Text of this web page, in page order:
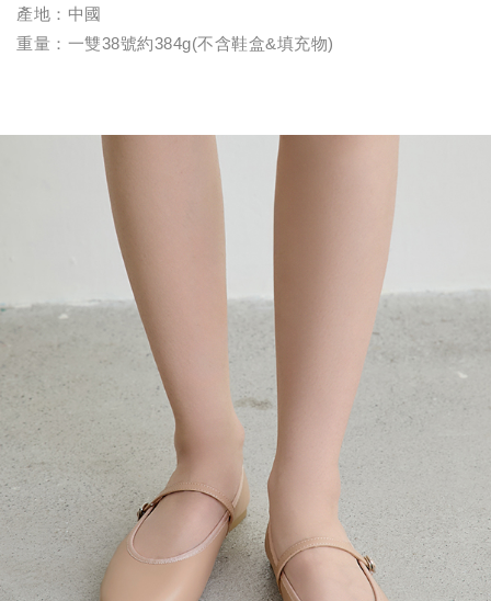
產地：中國
重量：一雙38號約384g(不含鞋盒&填充物)